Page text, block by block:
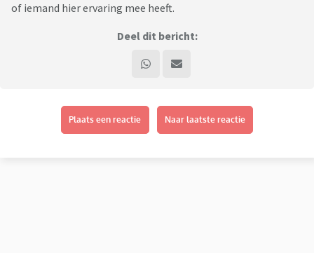
of iemand hier ervaring mee heeft.
Deel dit bericht:
Plaats een reactie Naar laatste reactie